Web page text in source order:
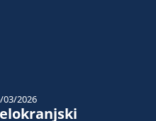
03/2026